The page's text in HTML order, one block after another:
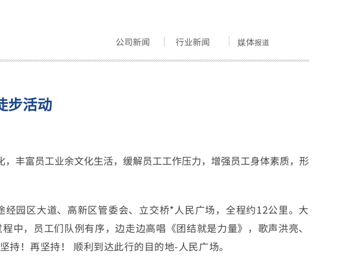
公司新闻 行业新闻 媒体报道
步活动
丰富员工业余文化生活，缓解员工工作压力，增强员工身体素质，形
园区大道、高新区管委会、立交桥*人民广场，全程约12公里。大
，员工们队例有序，边走边高唱《团结就是力量》，歌声洪亮、
！再坚持！ 顺利到达此行的目的地-人民广场。